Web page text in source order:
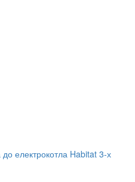
електрокотла Habitat 3-х